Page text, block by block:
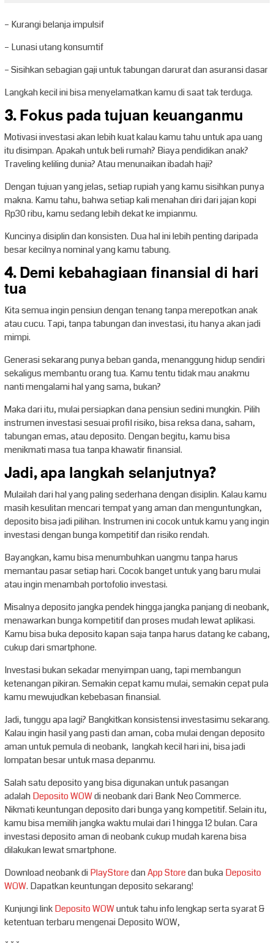
– Kurangi belanja impulsif
– Lunasi utang konsumtif
– Sisihkan sebagian gaji untuk tabungan darurat dan asuransi dasar
Langkah kecil ini bisa menyelamatkan kamu di saat tak terduga.
3. Fokus pada tujuan keuanganmu
Motivasi investasi akan lebih kuat kalau kamu tahu untuk apa uang
itu disimpan. Apakah untuk beli rumah? Biaya pendidikan anak?
Traveling keliling dunia? Atau menunaikan ibadah haji?
Dengan tujuan yang jelas, setiap rupiah yang kamu sisihkan punya
makna. Kamu tahu, bahwa setiap kali menahan diri dari jajan kopi
Rp30 ribu, kamu sedang lebih dekat ke impianmu.
Kuncinya disiplin dan konsisten. Dua hal ini lebih penting daripada
besar kecilnya nominal yang kamu tabung.
4. Demi kebahagiaan finansial di hari
tua
Kita semua ingin pensiun dengan tenang tanpa merepotkan anak
atau cucu. Tapi, tanpa tabungan dan investasi, itu hanya akan jadi
mimpi.
Generasi sekarang punya beban ganda, menanggung hidup sendiri
sekaligus membantu orang tua. Kamu tentu tidak mau anakmu
nanti mengalami hal yang sama, bukan?
Maka dari itu, mulai persiapkan dana pensiun sedini mungkin. Pilih
instrumen investasi sesuai profil risiko, bisa reksa dana, saham,
tabungan emas, atau deposito. Dengan begitu, kamu bisa
menikmati masa tua tanpa khawatir finansial.
Jadi, apa langkah selanjutnya?
Mulailah dari hal yang paling sederhana dengan disiplin. Kalau kamu
masih kesulitan mencari tempat yang aman dan menguntungkan,
deposito bisa jadi pilihan. Instrumen ini cocok untuk kamu yang ingin
investasi dengan bunga kompetitif dan risiko rendah.
Bayangkan, kamu bisa menumbuhkan uangmu tanpa harus
memantau pasar setiap hari. Cocok banget untuk yang baru mulai
atau ingin menambah portofolio investasi.
Misalnya deposito jangka pendek hingga jangka panjang di neobank,
menawarkan bunga kompetitif dan proses mudah lewat aplikasi.
Kamu bisa buka deposito kapan saja tanpa harus datang ke cabang,
cukup dari smartphone.
Investasi bukan sekadar menyimpan uang, tapi membangun
ketenangan pikiran. Semakin cepat kamu mulai, semakin cepat pula
kamu mewujudkan kebebasan finansial.
Jadi, tunggu apa lagi? Bangkitkan konsistensi investasimu sekarang.
Kalau ingin hasil yang pasti dan aman, coba mulai dengan deposito
aman untuk pemula di neobank, langkah kecil hari ini, bisa jadi
lompatan besar untuk masa depanmu.
Salah satu deposito yang bisa digunakan untuk pasangan
adalahDeposito WOWdi neobank dari Bank Neo Commerce.
Nikmati keuntungan deposito dari bunga yang kompetitif. Selain itu,
kamu bisa memilih jangka waktu mulai dari 1 hingga 12 bulan. Cara
investasi deposito aman di neobank cukup mudah karena bisa
dilakukan lewat smartphone.
Download neobank diPlayStoredanApp Storedan bukaDeposito
WOW. Dapatkan keuntungan deposito sekarang!
Kunjungi linkDeposito WOWuntuk tahu info lengkap serta syarat &
ketentuan terbaru mengenai Deposito WOW,